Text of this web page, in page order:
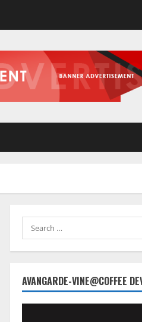
Search
for:
AVANGARDE-VINE@COFFEE